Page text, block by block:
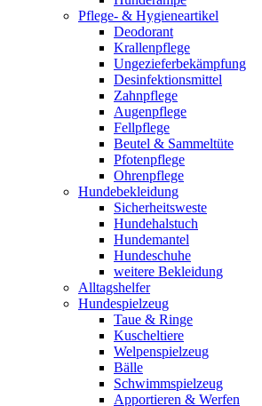
Pflege- & Hygieneartikel
Deodorant
Krallenpflege
Ungezieferbekämpfung
Desinfektionsmittel
Zahnpflege
Augenpflege
Fellpflege
Beutel & Sammeltüte
Pfotenpflege
Ohrenpflege
Hundebekleidung
Sicherheitsweste
Hundehalstuch
Hundemantel
Hundeschuhe
weitere Bekleidung
Alltagshelfer
Hundespielzeug
Taue & Ringe
Kuscheltiere
Welpenspielzeug
Bälle
Schwimmspielzeug
Apportieren & Werfen